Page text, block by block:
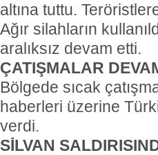
altına tuttu.
Ağır silahların
aralıksız devam etti.
ÇATIŞMALAR
Bölgede sıcak
haberleri üzerine
verdi.
SİLVAN